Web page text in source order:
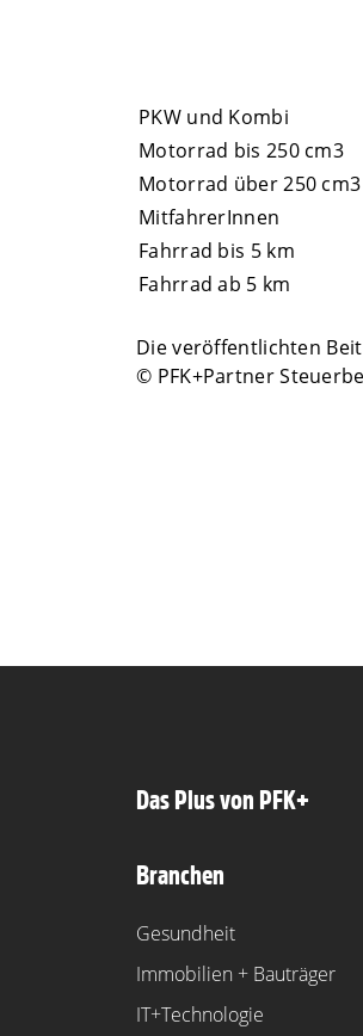
PKW und Kombi
Motorrad bis 250 cm3
Motorrad über 250 cm3
MitfahrerInnen
Fahrrad bis 5 km
Fahrrad ab 5 km
Die veröffentlichten
© PFK+Partner
Das Plus von PFK+
Branchen
Gesundheit
Immobilien + Bauträger
IT+Technologie